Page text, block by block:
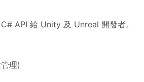
API 給 Unity 及 Unreal 開發者。
理)